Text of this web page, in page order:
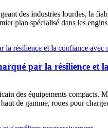
des industries lourdes, la
plan spécialisé dans les
par la résilience et
des équipements compacts.
de gamme, roues pour